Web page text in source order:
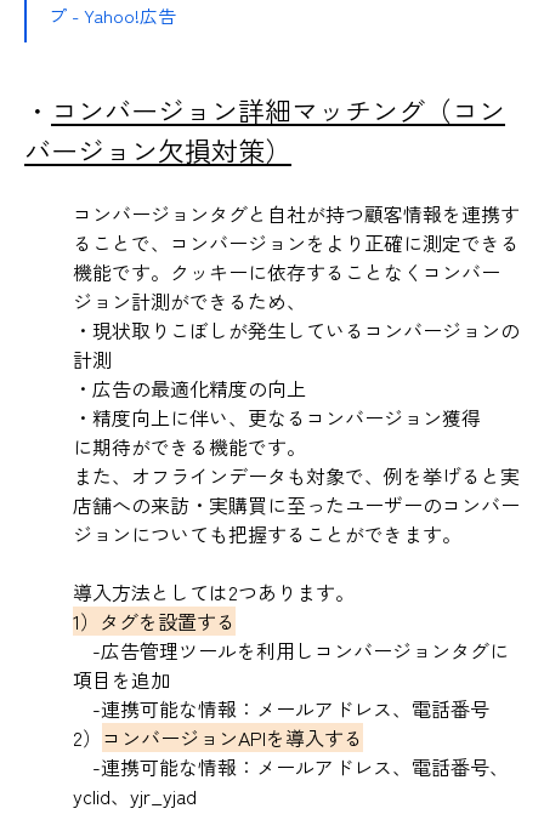
プ - Yahoo!広告
・ コンバージョン詳細マッチング（コン
バージョン欠損対策）
コンバージョンタグと自社が持つ顧客情報を連携す
ることで、コンバージョンをより正確に測定できる
機能です。クッキーに依存することなくコンバー
ジョン計測ができるため、
・現状取りこぼしが発生しているコンバージョンの
計測
・広告の最適化精度の向上
・精度向上に伴い、更なるコンバージョン獲得
に期待ができる機能です。
また、オフラインデータも対象で、例を挙げると実
店舗への来訪・実購買に至ったユーザーのコンバー
ジョンについても把握することができます。
導入方法としては2つあります。
1） タグを設置する
-広告管理ツールを利用しコンバージョンタグに
項目を追加
-連携可能な情報：メールアドレス、電話番号
2） コンバージョンAPIを導入する
-連携可能な情報：メールアドレス、電話番号、
yclid、yjr_yjad